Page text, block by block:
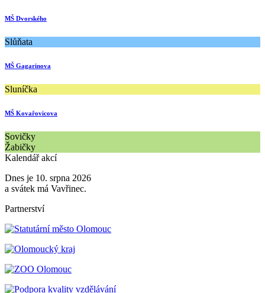
MŠ Dvorského
Slůňata
MŠ Gagarinova
Sluníčka
MŠ Kovařovicova
Sovičky
Žabičky
Kalendář akcí
Dnes je 10. srpna 2026
a svátek má Vavřinec.
Partnerství